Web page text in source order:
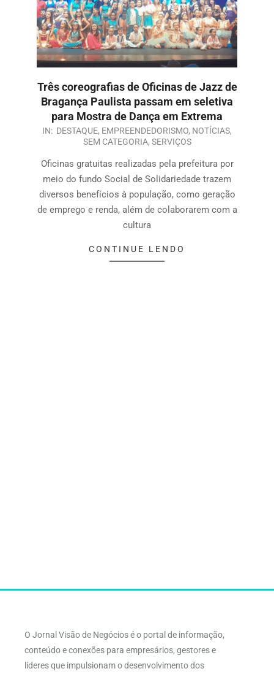
Três coreografias de Oficinas de Jazz de
Bragança Paulista passam em seletiva
para Mostra de Dança em Extrema
IN: DESTAQUE, EMPREENDEDORISMO, NOTÍCIAS,
SEM CATEGORIA, SERVIÇOS
Oficinas gratuitas realizadas pela prefeitura por
meio do fundo Social de Solidariedade trazem
diversos benefícios à população, como geração
de emprego e renda, além de colaborarem com a
cultura
CONTINUE LENDO
O Jornal Visão de Negócios é o portal de informação,
conteúdo e conexões para empresários, gestores e
líderes que impulsionam o desenvolvimento dos